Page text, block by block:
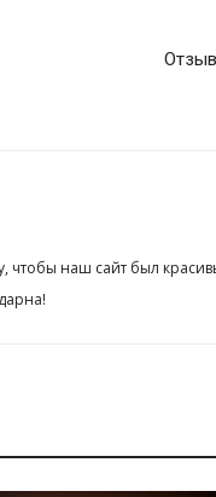
чтобы наш сайт был